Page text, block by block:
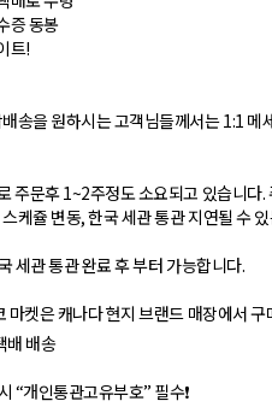
증 동봉
트!
송을 원하시는 고객님들께서는 1:1 메
주문후 1~2주정도 소요되고 있습니다
케쥴 변동, 한국 세관 통관 지연될 수
세관 통관 완료 후 부터 가능합니다.
마켓은 캐나다 현지 브랜드 매장에서
배 배송
“개인통관고유부호” 필수❗